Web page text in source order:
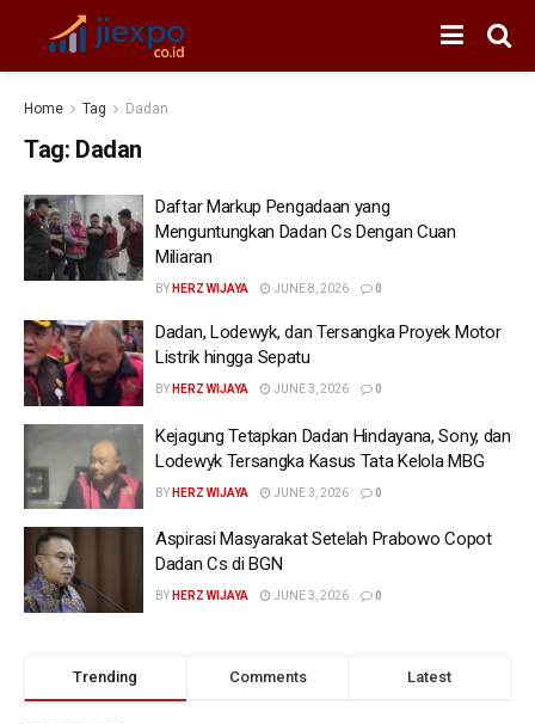
Home Tag Dadan
Tag: Dadan
Daftar Markup Pengadaan yang
Menguntungkan Dadan Cs Dengan Cuan
Miliaran
BY HERZ WIJAYA JUNE 8, 2026 0
Dadan, Lodewyk, dan Tersangka Proyek Motor
Listrik hingga Sepatu
BY HERZ WIJAYA JUNE 3, 2026 0
Kejagung Tetapkan Dadan Hindayana, Sony, dan
Lodewyk Tersangka Kasus Tata Kelola MBG
BY HERZ WIJAYA JUNE 3, 2026 0
Aspirasi Masyarakat Setelah Prabowo Copot
Dadan Cs di BGN
BY HERZ WIJAYA JUNE 3, 2026 0
Trending Comments Latest